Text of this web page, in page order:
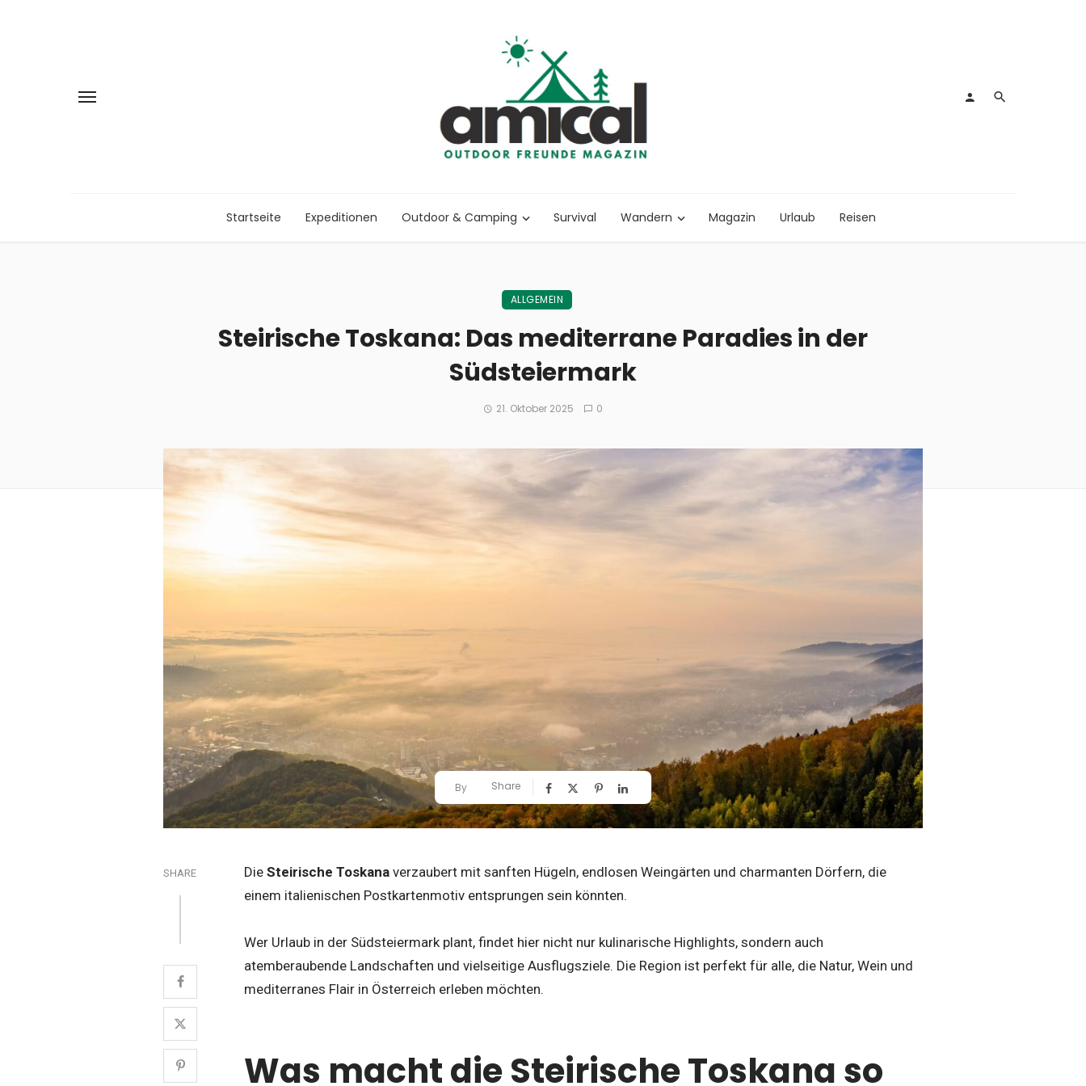
Startseite Expeditionen Outdoor & Camping Survival Wandern Magazin Urlaub Reisen
ALLGEMEIN
Steirische Toskana: Das mediterrane Paradies in der
Südsteiermark
21. Oktober 2025 0
By Share
SHARE Die Steirische Toskana verzaubert mit sanften Hügeln, endlosen Weingärten und charmanten Dörfern, die
einem italienischen Postkartenmotiv entsprungen sein könnten.
Wer Urlaub in der Südsteiermark plant, findet hier nicht nur kulinarische Highlights, sondern auch
atemberaubende Landschaften und vielseitige Ausflugsziele. Die Region ist perfekt für alle, die Natur, Wein und
mediterranes Flair in Österreich erleben möchten.
Was macht die Steirische Toskana so